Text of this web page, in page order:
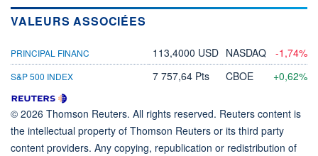
VALEURS ASSOCIÉES
PRINCIPAL FINANC 113,4000 USD NASDAQ -1,74%
S&P 500 INDEX 7 757,64 Pts CBOE +0,62%
© 2026 Thomson Reuters. All rights reserved. Reuters content is
the intellectual property of Thomson Reuters or its third party
content providers. Any copying, republication or redistribution of